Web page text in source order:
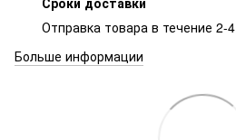
Отправка товара в течение 2-
Больше информации